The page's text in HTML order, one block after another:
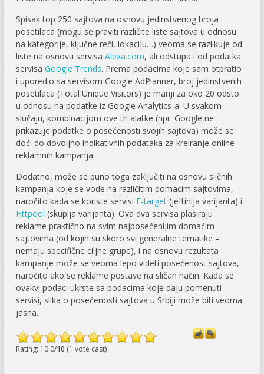
Spisak top 250 sajtova na osnovu jedinstvenog broja
posetilaca (mogu se praviti različite liste sajtova u odnosu
na kategorije, ključne reči, lokaciju…) veoma se razlikuje od
liste na osnovu servisaAlexa.com, ali odstupa i od podatka
servisaGoogle Trends. Prema podacima koje sam otpratio
i uporedio sa servisom Google AdPlanner, broj jedinstvenih
posetilaca (Total Unique Visitors) je manji za oko 20 odsto
u odnosu na podatke iz Google Analytics-a. U svakom
slučaju, kombinacijom ove tri alatke (npr. Google ne
prikazuje podatke o posećenosti svojih sajtova) može se
doći do dovoljno indikativnih podataka za kreiranje online
reklamnih kampanja.
Dodatno, može se puno toga zaključiti na osnovu sličnih
kampanja koje se vode na različitim domaćim sajtovima,
naročito kada se koriste servisi E-target (jeftinija varijanta) i
Httpool (skuplja varijanta). Ova dva servisa plasiraju
reklame praktično na svim najposećenijim domaćim
sajtovima (od kojih su skoro svi generalne tematike –
nemaju specifične ciljne grupe), i na osnovu rezultata
kampanje može se veoma lepo videti posećenost sajtova,
naročito ako se reklame postave na sličan način. Kada se
ovakvi podaci ukrste sa podacima koje daju pomenuti
servisi, slika o posećenosti sajtova u Srbiji može biti veoma
jasna.
Rating: 10.0/10 (1 vote cast)